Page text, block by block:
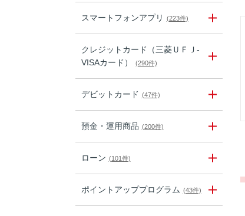
スマートフォンアプリ (223件)
クレジットカード（三菱ＵＦＪ-
VISAカード）
(290件)
デビットカード (47件)
預金・運用商品 (200件)
ローン (101件)
ポイントアッププログラム (43件)